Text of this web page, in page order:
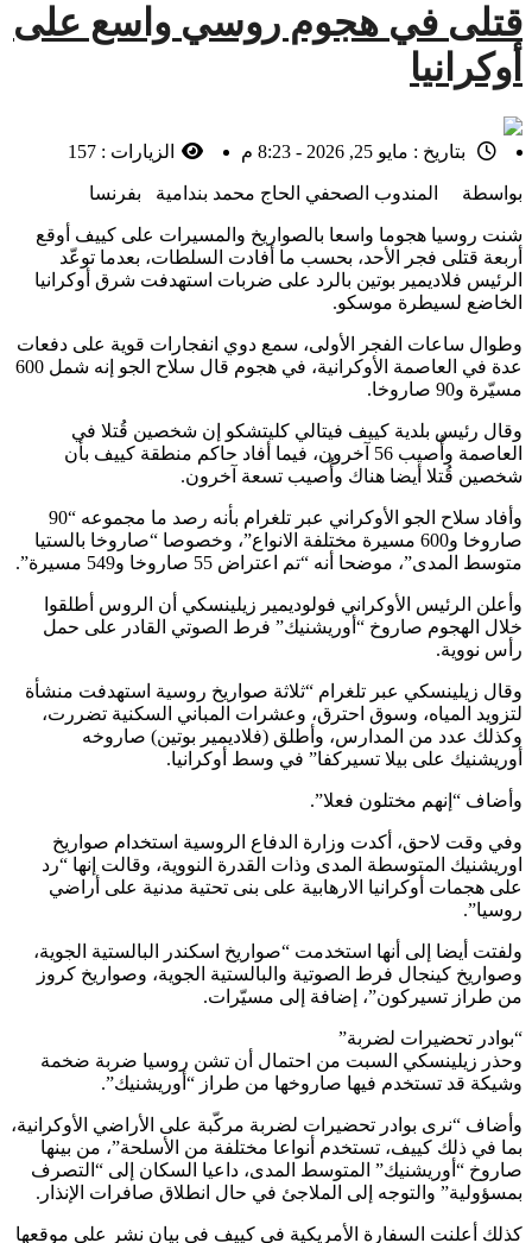
قتلى في هجوم روسي واسع على
أوكرانيا
بتاريخ : مايو 25, 2026 - 8:23 م الزيارات : 157
بواسطة المندوب الصحفي الحاج محمد بندامية بفرنسا
شنت روسيا هجوما واسعا بالصواريخ والمسيرات على كييف أوقع
أربعة قتلى فجر الأحد، بحسب ما أفادت السلطات، بعدما توعّد
الرئيس فلاديمير بوتين بالرد على ضربات استهدفت شرق أوكرانيا
الخاضع لسيطرة موسكو.
وطوال ساعات الفجر الأولى، سمع دوي انفجارات قوية على دفعات
عدة في العاصمة الأوكرانية، في هجوم قال سلاح الجو إنه شمل 600
مسيّرة و90 صاروخا.
وقال رئيس بلدية كييف فيتالي كليتشكو إن شخصين قُتلا في
العاصمة وأُصيب 56 آخرون، فيما أفاد حاكم منطقة كييف بأن
شخصين قُتلا أيضا هناك وأُصيب تسعة آخرون.
وأفاد سلاح الجو الأوكراني عبر تلغرام بأنه رصد ما مجموعه “90
صاروخا و600 مسيرة مختلفة الانواع”، وخصوصا “صاروخا بالستيا
متوسط المدى”، موضحا أنه “تم اعتراض 55 صاروخا و549 مسيرة”.
وأعلن الرئيس الأوكراني فولوديمير زيلينسكي أن الروس أطلقوا
خلال الهجوم صاروخ “أوريشنيك” فرط الصوتي القادر على حمل
رأس نووية.
وقال زيلينسكي عبر تلغرام “ثلاثة صواريخ روسية استهدفت منشأة
لتزويد المياه، وسوق احترق، وعشرات المباني السكنية تضررت،
وكذلك عدد من المدارس، وأطلق (فلاديمير بوتين) صاروخه
أوريشنيك على بيلا تسيركفا” في وسط أوكرانيا.
وأضاف “إنهم مختلون فعلا”.
وفي وقت لاحق، أكدت وزارة الدفاع الروسية استخدام صواريخ
اوريشنيك المتوسطة المدى وذات القدرة النووية، وقالت إنها “رد
على هجمات أوكرانيا الارهابية على بنى تحتية مدنية على أراضي
روسيا”.
ولفتت أيضا إلى أنها استخدمت “صواريخ اسكندر البالستية الجوية،
وصواريخ كينجال فرط الصوتية والبالستية الجوية، وصواريخ كروز
من طراز تسيركون”، إضافة إلى مسيّرات.
“بوادر تحضيرات لضربة”
وحذر زيلينسكي السبت من احتمال أن تشن روسيا ضربة ضخمة
وشيكة قد تستخدم فيها صاروخها من طراز “أوريشنيك”.
وأضاف “نرى بوادر تحضيرات لضربة مركّبة على الأراضي الأوكرانية،
بما في ذلك كييف، تستخدم أنواعا مختلفة من الأسلحة”، من بينها
صاروخ “أوريشنيك” المتوسط المدى، داعيا السكان إلى “التصرف
بمسؤولية” والتوجه إلى الملاجئ في حال انطلاق صافرات الإنذار.
كذلك أعلنت السفارة الأمريكية في كييف في بيان نشر على موقعها